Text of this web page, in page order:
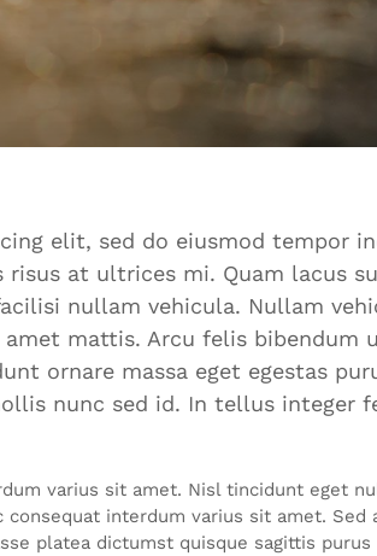
elit, sed do eiusmod tempor
at ultrices mi. Quam lacus
nullam vehicula. Nullam
mattis. Arcu felis
ornare massa eget egestas
nunc sed id. In tellus integer
varius sit amet. Nisl tincidunt eget
interdum varius sit amet. Sed
platea dictumst quisque sagittis